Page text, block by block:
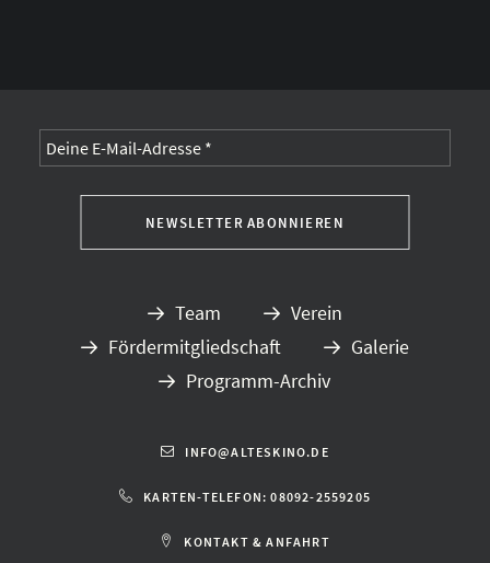
Team
Verein
Fördermitgliedschaft
Galerie
Programm-Archiv
INFO@ALTESKINO.DE
KARTEN-TELEFON: 08092-2559205
KONTAKT & ANFAHRT